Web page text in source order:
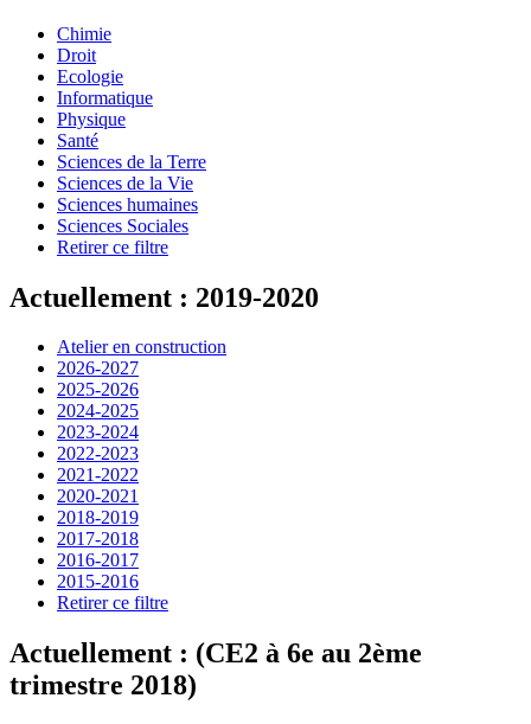
Chimie
Droit
Ecologie
Informatique
Physique
Santé
Sciences de la Terre
Sciences de la Vie
Sciences humaines
Sciences Sociales
Retirer ce filtre
Actuellement : 2019-2020
Atelier en construction
2026-2027
2025-2026
2024-2025
2023-2024
2022-2023
2021-2022
2020-2021
2018-2019
2017-2018
2016-2017
2015-2016
Retirer ce filtre
Actuellement : (CE2 à 6e au 2ème
trimestre 2018)